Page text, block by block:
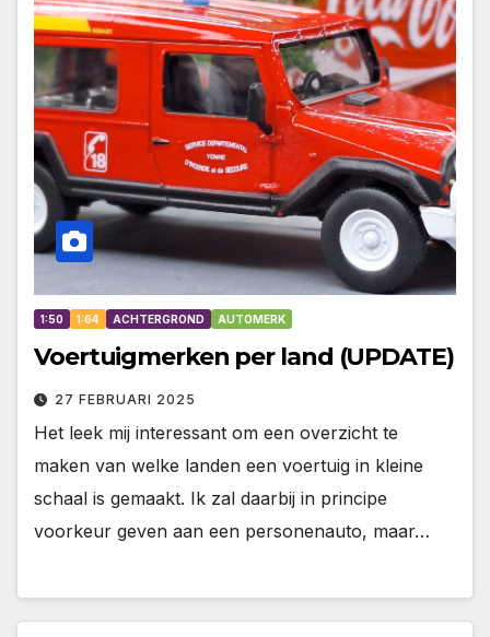
1:50 1:64 ACHTERGROND AUTOMERK
Voertuigmerken per land (UPDATE)
27 FEBRUARI 2025
Het leek mij interessant om een overzicht te
maken van welke landen een voertuig in kleine
schaal is gemaakt. Ik zal daarbij in principe
voorkeur geven aan een personenauto, maar…